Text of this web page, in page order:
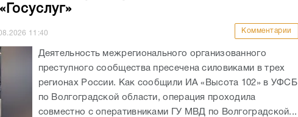
11:40 Комментарии
Деятельность межрегионального организованного
преступного сообщества пресечена силовиками в трех
регионах России. Как сообщили ИА «Высота 102» в УФСБ
по Волгоградской области, операция проходила
совместно с оперативниками ГУ МВД по Волгоградской...